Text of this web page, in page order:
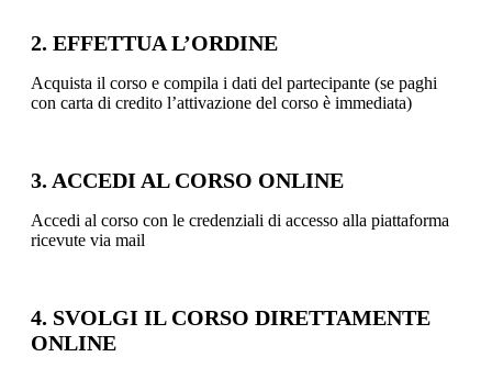
2. EFFETTUA L’ORDINE
Acquista il corso e compila i dati del partecipante (se paghi
con carta di credito l’attivazione del corso è immediata)
3. ACCEDI AL CORSO ONLINE
Accedi al corso con le credenziali di accesso alla piattaforma
ricevute via mail
4. SVOLGI IL CORSO DIRETTAMENTE
ONLINE